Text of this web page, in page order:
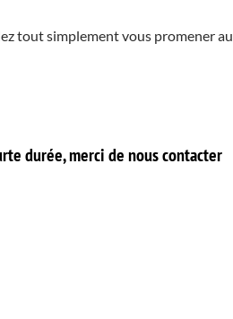
tout simplement vous promener au
durée, merci de nous contacter